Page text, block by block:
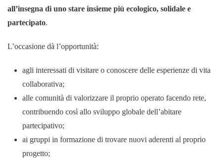
all’insegna di uno stare insieme più ecologico, solidale e
partecipato.
L’occasione dà l’opportunità:
agli interessati di visitare o conoscere delle esperienze di vita
collaborativa;
alle comunità di valorizzare il proprio operato facendo rete,
contribuendo così allo sviluppo globale dell’abitare
partecipativo;
ai gruppi in formazione di trovare nuovi aderenti al proprio
progetto;